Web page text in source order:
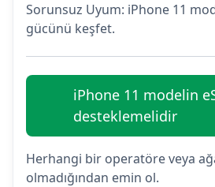
Sorunsuz Uyum: iPhone 11
gücünü keşfet.
iPhone 11 modelin
desteklemelidir
Herhangi bir operatöre veya
olmadığından emin ol.